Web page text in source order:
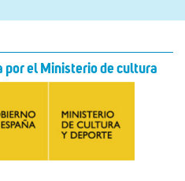
por el Ministerio de cultura